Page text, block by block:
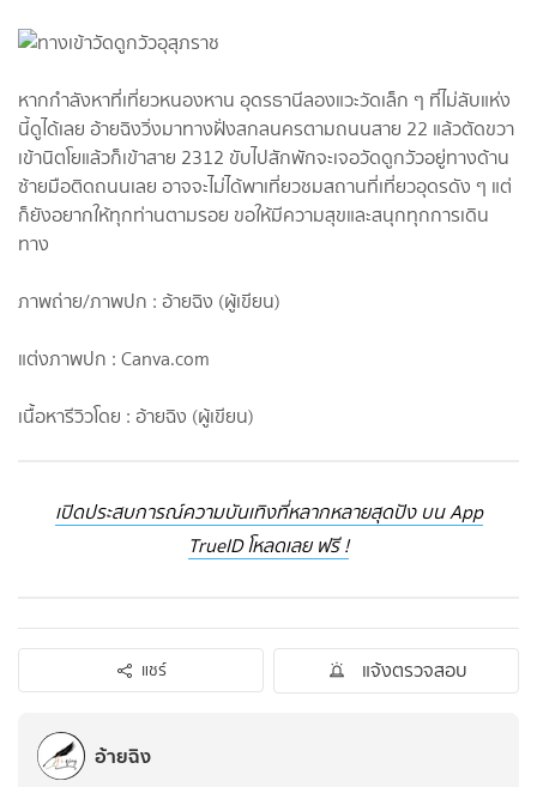
หากกำลังหาที่เที่ยวหนองหาน อุดรธานีลองแวะวัดเล็ก ๆ ที่ไม่ลับแห่ง
นี้ดูได้เลย อ้ายฉิงวิ่งมาทางฝั่งสกลนครตามถนนสาย 22 แล้วตัดขวา
เข้านิตโยแล้วก็เข้าสาย 2312 ขับไปสักพักจะเจอวัดดูกวัวอยู่ทางด้าน
ซ้ายมือติดถนนเลย อาจจะไม่ได้พาเที่ยวชมสถานที่เที่ยวอุดรดัง ๆ แต่
ก็ยังอยากให้ทุกท่านตามรอย ขอให้มีความสุขและสนุกทุกการเดิน
ทาง
ภาพถ่าย/ภาพปก : อ้ายฉิง (ผู้เขียน)
แต่งภาพปก : Canva.com
เนื้อหารีวิวโดย : อ้ายฉิง (ผู้เขียน)
เปิดประสบการณ์ความบันเทิงที่หลากหลายสุดปัง บน App
TrueID โหลดเลย ฟรี !
แชร์ แจ้งตรวจสอบ
อ้ายฉิง